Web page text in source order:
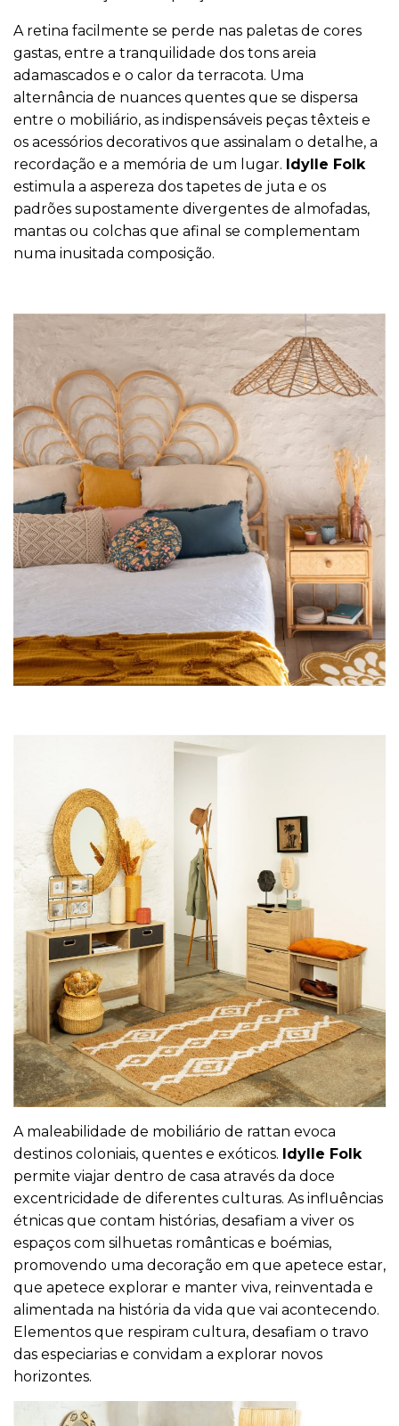
A retina facilmente se perde nas paletas de cores
gastas, entre a tranquilidade dos tons areia
adamascados e o calor da terracota. Uma
alternância de nuances quentes que se dispersa
entre o mobiliário, as indispensáveis peças têxteis e
os acessórios decorativos que assinalam o detalhe, a
recordação e a memória de um lugar. Idylle Folk
estimula a aspereza dos tapetes de juta e os
padrões supostamente divergentes de almofadas,
mantas ou colchas que afinal se complementam
numa inusitada composição.
A maleabilidade de mobiliário de rattan evoca
destinos coloniais, quentes e exóticos. Idylle Folk
permite viajar dentro de casa através da doce
excentricidade de diferentes culturas. As influências
étnicas que contam histórias, desafiam a viver os
espaços com silhuetas românticas e boémias,
promovendo uma decoração em que apetece estar,
que apetece explorar e manter viva, reinventada e
alimentada na história da vida que vai acontecendo.
Elementos que respiram cultura, desafiam o travo
das especiarias e convidam a explorar novos
horizontes.